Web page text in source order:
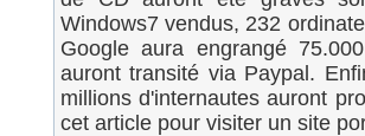
Windows7 vendus, 232
Google aura engrangé
auront transité via Paypal.
millions d'internautes auront
cet article pour visiter un site